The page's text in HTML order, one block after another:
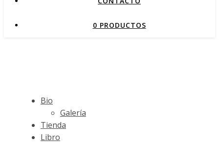
0 PRODUCTOS
Bio
Galería
Tienda
Libro